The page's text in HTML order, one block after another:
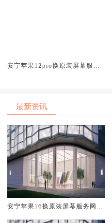
安宁苹果12pro换原装屏幕服务
最新资讯
安宁苹果16换原装屏幕服务网点